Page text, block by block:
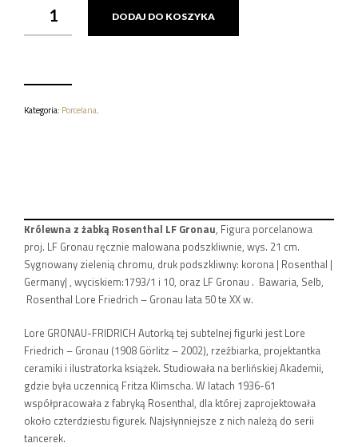
KRÓLEWNA
Z
DODAJ DO KOSZYKA
Kategoria: Porcelana.
Królewna z żabką Rosenthal LF Gronau, Figura porcelanowa
proj. LF Gronau ręcznie malowana podszkliwnie, wys. 21 cm.
Sygnowany zielenią chromu, druk podszkliwny: korona | Rosenthal |
Germany| , wyciskiem:1793/1 i 10, oraz LF Gronau . Bawaria, Selb,
Rosenthal Lore Friedrich – Gronau lata 50 te XX w.
Lore GRONAU-FRIDRICH Autorką tej subtelnej figurki jest Lore
Friedrich – Gronau (1908 Görlitz – 2002), rzeźbiarka, projektantka
ceramiki i ilustratorka książek. Studiowała na berlińskiej Akademii,
gdzie była uczennicą Fritza Klimscha. W latach 1936-61
współpracowała z fabryką Rosenthal, dla której zaprojektowała
około czterdziestu figurek. Najsłynniejsze z nich należą do serii
tancerek.